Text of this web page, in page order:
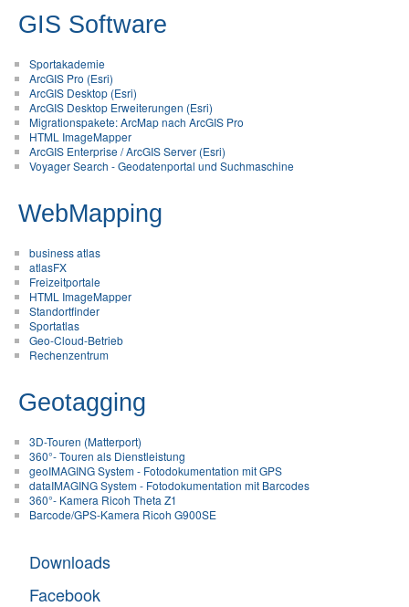
GIS Software
Sportakademie
ArcGIS Pro (Esri)
ArcGIS Desktop (Esri)
ArcGIS Desktop Erweiterungen (Esri)
Migrationspakete: ArcMap nach ArcGIS Pro
HTML ImageMapper
ArcGIS Enterprise / ArcGIS Server (Esri)
Voyager Search - Geodatenportal und Suchmaschine
WebMapping
business atlas
atlasFX
Freizeitportale
HTML ImageMapper
Standortfinder
Sportatlas
Geo-Cloud-Betrieb
Rechenzentrum
Geotagging
3D-Touren (Matterport)
360°- Touren als Dienstleistung
geoIMAGING System - Fotodokumentation mit GPS
dataIMAGING System - Fotodokumentation mit Barcodes
360°- Kamera Ricoh Theta Z1
Barcode/GPS-Kamera Ricoh G900SE
Downloads
Facebook